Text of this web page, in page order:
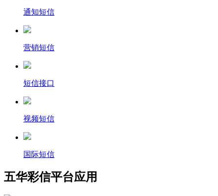
通知短信
营销短信
短信接口
视频短信
国际短信
五华彩信平台应用